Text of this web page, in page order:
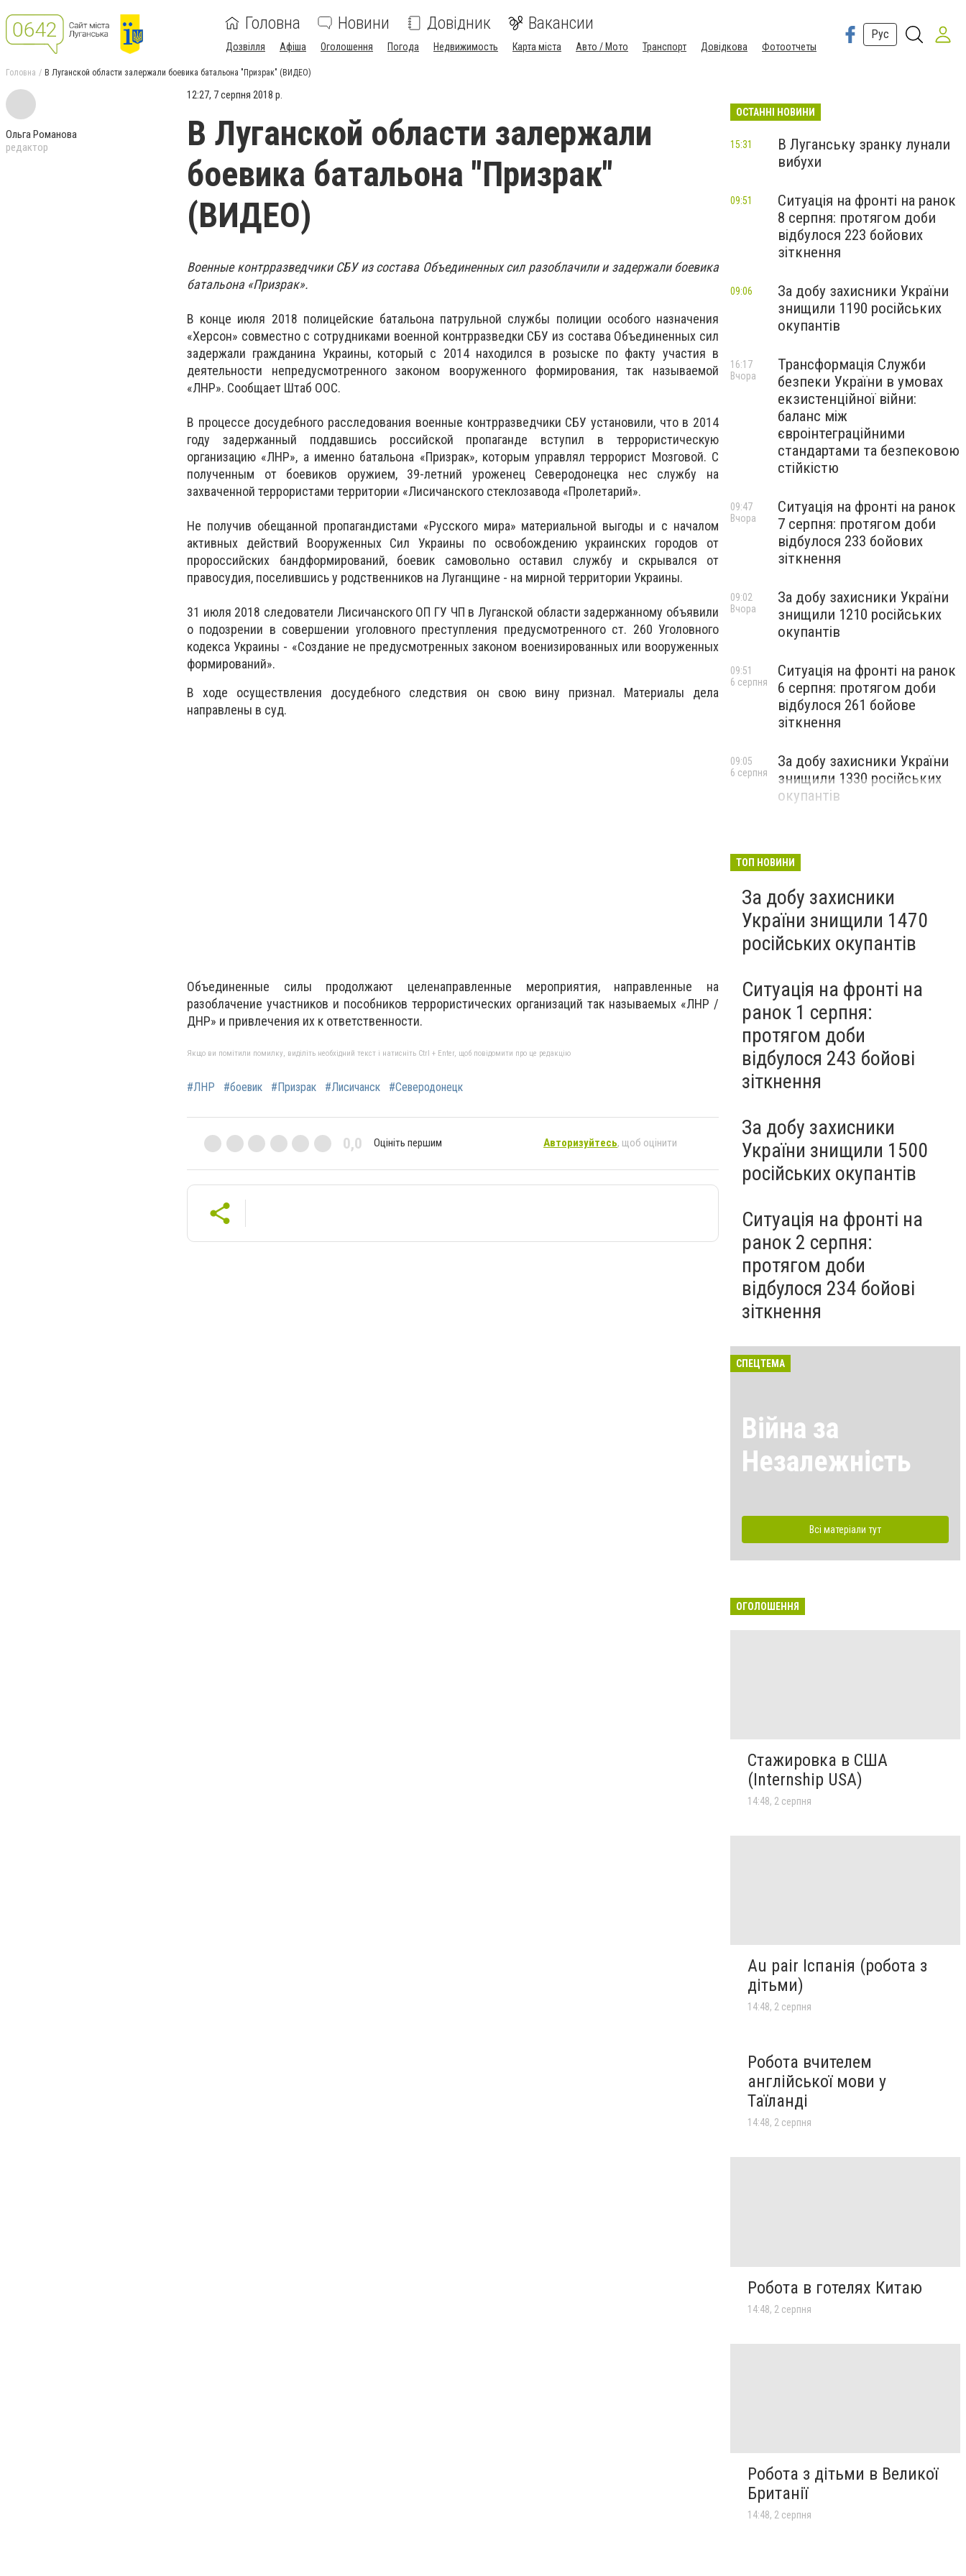
Головна Новини Довідник Вакансии
Дозвілля Афіша Оголошення Погода Недвижимость Карта міста Авто / Мото Транспорт Довідкова Фотоотчеты
Рус
Головна В Луганской области залержали боевика батальона "Призрак" (ВИДЕО)
Ольга Романова
редактор
12:27, 7 серпня 2018 р.
В Луганской области залержали
боевика батальона "Призрак"
(ВИДЕО)
Военные контрразведчики СБУ из состава Объединенных сил разоблачили и задержали боевика
батальона «Призрак».
В конце июля 2018 полицейские батальона патрульной службы полиции особого назначения
«Херсон» совместно с сотрудниками военной контрразведки СБУ из состава Объединенных сил
задержали гражданина Украины, который с 2014 находился в розыске по факту участия в
деятельности непредусмотренного законом вооруженного формирования, так называемой
«ЛНР». Сообщает Штаб ООС.
В процессе досудебного расследования военные контрразведчики СБУ установили, что в 2014
году задержанный поддавшись российской пропаганде вступил в террористическую
организацию «ЛНР», а именно батальона «Призрак», которым управлял террорист Мозговой. С
полученным от боевиков оружием, 39-летний уроженец Северодонецка нес службу на
захваченной террористами территории «Лисичанского стеклозавода «Пролетарий».
Не получив обещанной пропагандистами «Русского мира» материальной выгоды и с началом
активных действий Вооруженных Сил Украины по освобождению украинских городов от
пророссийских бандформирований, боевик самовольно оставил службу и скрывался от
правосудия, поселившись у родственников на Луганщине - на мирной территории Украины.
31 июля 2018 следователи Лисичанского ОП ГУ ЧП в Луганской области задержанному объявили
о подозрении в совершении уголовного преступления предусмотренного ст. 260 Уголовного
кодекса Украины - «Создание не предусмотренных законом военизированных или вооруженных
формирований».
В ходе осуществления досудебного следствия он свою вину признал. Материалы дела
направлены в суд.
Объединенные силы продолжают целенаправленные мероприятия, направленные на
разоблачение участников и пособников террористических организаций так называемых «ЛНР /
ДНР» и привлечения их к ответственности.
Якщо ви помітили помилку, виділіть необхідний текст і натисніть Ctrl + Enter, щоб повідомити про це редакцію
#ЛНР #боевик #Призрак #Лисичанск #Северодонецк
0,0 Оцініть першим Авторизуйтесь, щоб оцінити
ОСТАННІ НОВИНИ
В Луганську зранку лунали
вибухи
15:31
Ситуація на фронті на ранок
8 серпня: протягом доби
відбулося 223 бойових
зіткнення
09:51
За добу захисники України
знищили 1190 російських
окупантів
09:06
Трансформація Служби
безпеки України в умовах
екзистенційної війни:
баланс між
євроінтеграційними
стандартами та безпековою
стійкістю
16:17
Вчора
Ситуація на фронті на ранок
7 серпня: протягом доби
відбулося 233 бойових
зіткнення
09:47
Вчора
За добу захисники України
знищили 1210 російських
окупантів
09:02
Вчора
Ситуація на фронті на ранок
6 серпня: протягом доби
відбулося 261 бойове
зіткнення
09:51
6 серпня
За добу захисники України
знищили 1330 російських
окупантів
09:05
6 серпня
ТОП НОВИНИ
За добу захисники
України знищили 1470
російських окупантів
Ситуація на фронті на
ранок 1 серпня:
протягом доби
відбулося 243 бойові
зіткнення
За добу захисники
України знищили 1500
російських окупантів
Ситуація на фронті на
ранок 2 серпня:
протягом доби
відбулося 234 бойові
зіткнення
СПЕЦТЕМА
Війна за
Незалежність
Всі матеріали тут
ОГОЛОШЕННЯ
Стажировка в США
(Internship USA)
14:48, 2 серпня
Au pair Іспанія (робота з
дітьми)
14:48, 2 серпня
Робота вчителем
англійської мови у
Таїланді
14:48, 2 серпня
Робота в готелях Китаю
14:48, 2 серпня
Робота з дітьми в Великої
Британії
14:48, 2 серпня